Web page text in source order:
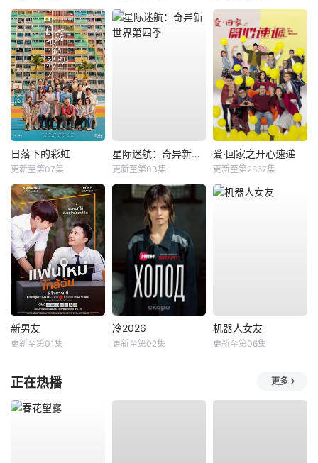
日落下的彩虹
更新至第07集
星际迷航：奇异新世界第四季
更新至第03集
爱·回家之开心速递
更新至第2867集
新男友
更新至第01集
冷2026
更新至第02集
机器人女友
更新至第06集
正在热播 更多